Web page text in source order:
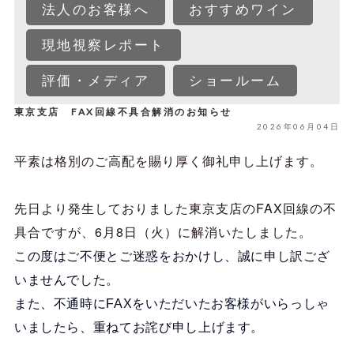
法人のお客様へ おすすめワイン
現地視察レポート
評価・メディア ショールーム
東京支店 FAX回線不具合解消のお知らせ
2026年06月04日
平素は格別のご高配を賜り厚く御礼申し上げます。
先日より発生しておりました東京支店のFAX回線の不
具合ですが、6月8日（火）に解消いたしました。
この度はご不便とご迷惑をおかけし、誠に申し訳ござ
いませんでした。
また、不通時にFAXをいただいたお客様がいらっしゃ
いましたら、重ねてお詫び申し上げます。